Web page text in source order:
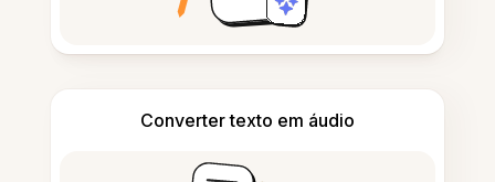
Converter texto em áudio